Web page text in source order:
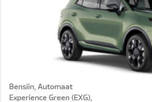
Bensiin, Automaat
Experience Green (EXG),